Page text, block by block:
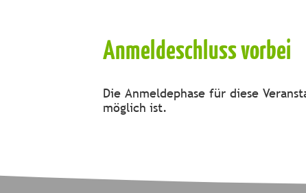
Anmeldeschluss vorbei
Die Anmeldephase für diese
möglich ist.